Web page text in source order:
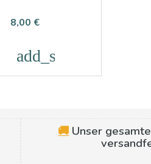
Preis
8,00 €
add_shopping_cart
🚚 Unser